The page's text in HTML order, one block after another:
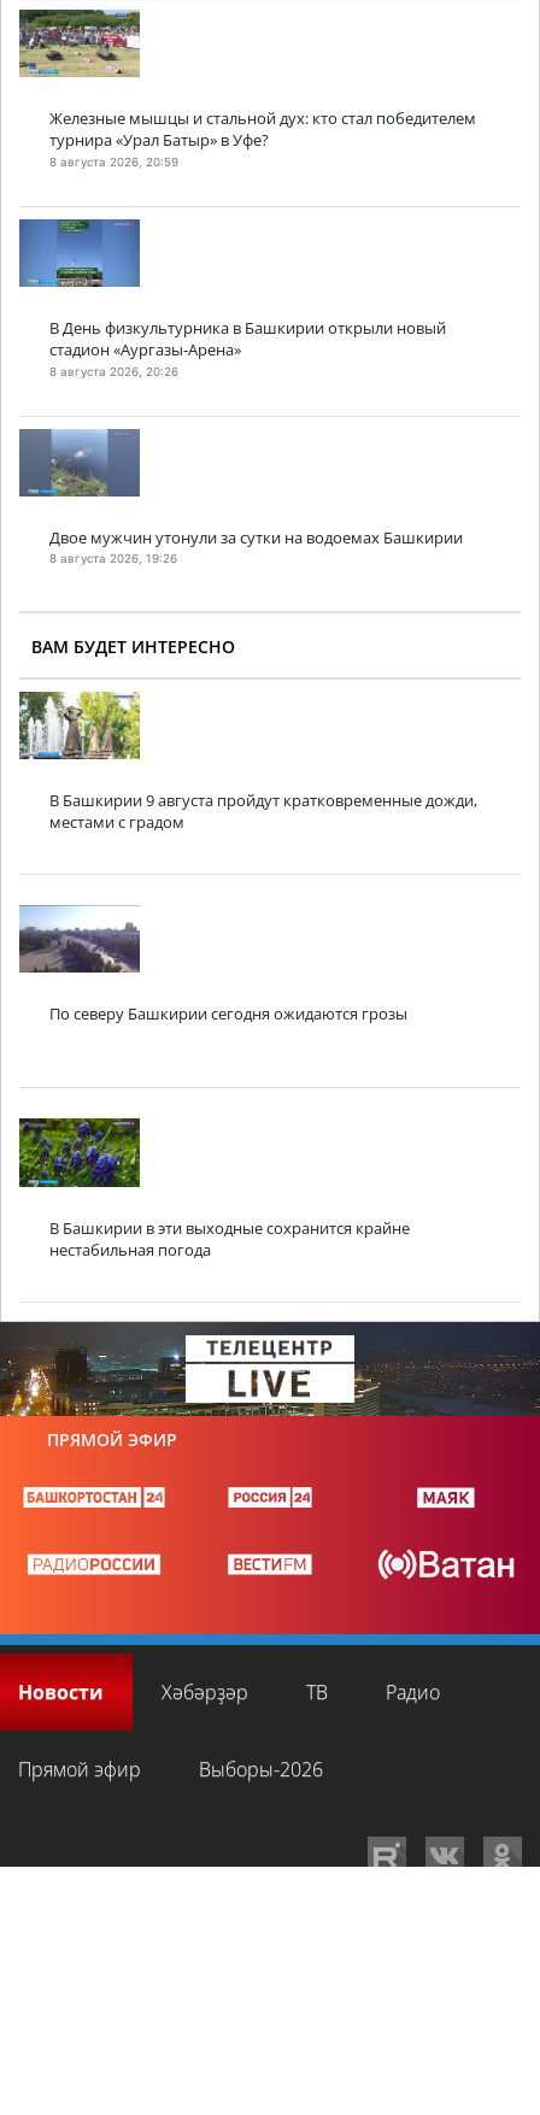
Железные мышцы и стальной дух: кто стал победителем
турнира «Урал Батыр» в Уфе?
8 августа 2026, 20:59
В День физкультурника в Башкирии открыли новый
стадион «Аургазы-Арена»
8 августа 2026, 20:26
Двое мужчин утонули за сутки на водоемах Башкирии
8 августа 2026, 19:26
ВАМ БУДЕТ ИНТЕРЕСНО
В Башкирии 9 августа пройдут кратковременные дожди,
местами с градом
По северу Башкирии сегодня ожидаются грозы
В Башкирии в эти выходные сохранится крайне
нестабильная погода
ПРЯМОЙ ЭФИР
Новости Хәбәрҙәр ТВ Радио
Прямой эфир Выборы-2026